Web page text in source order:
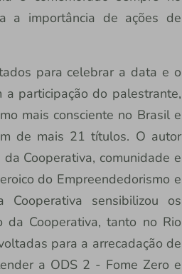
a importância de ações de
para celebrar a data e o
a participação do palestrante,
mais consciente no Brasil e
de mais 21 títulos. O autor
Cooperativa, comunidade e
do Empreendedorismo e
sensibilizou os
Cooperativa, tanto no Rio
para a arrecadação de
a ODS 2 - Fome Zero e